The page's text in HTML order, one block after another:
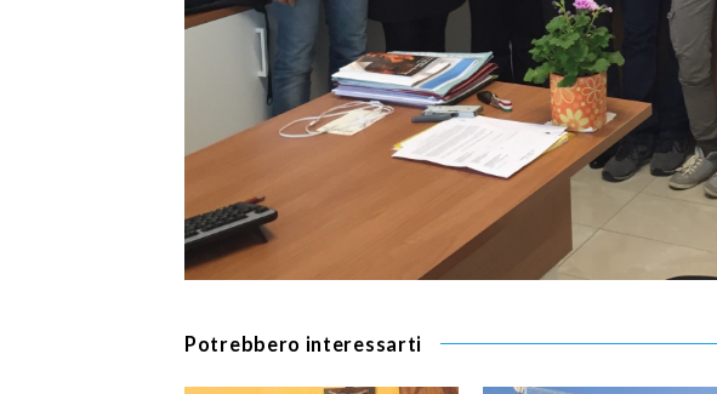
Potrebbero interessarti